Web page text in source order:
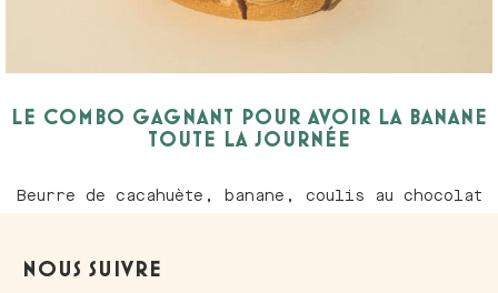
LE COMBO GAGNANT POUR AVOIR LA BANANE
TOUTE LA JOURNÉE
Beurre de cacahuète, banane, coulis au chocolat
NOUS SUIVRE